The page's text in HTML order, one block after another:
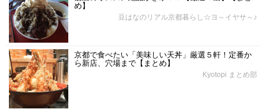
め】
豆はなのリアル京都暮らし☆ヨ～イヤサ～♪
京都で食べたい「美味しい天丼」厳選５軒！定番か
ら新店、穴場まで【まとめ】
Kyotopi まとめ部